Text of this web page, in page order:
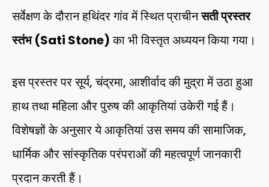
सर्वेक्षण के दौरान हथिंदर गांव में स्थित प्राचीनसती प्रस्तर
स्तंभ (Sati Stone)का भी विस्तृत अध्ययन किया गया।
इस प्रस्तर पर सूर्य, चंद्रमा, आशीर्वाद की मुद्रा में उठा हुआ
हाथ तथा महिला और पुरुष की आकृतियां उकेरी गई हैं।
विशेषज्ञों के अनुसार ये आकृतियां उस समय की सामाजिक,
धार्मिक और सांस्कृतिक परंपराओं की महत्वपूर्ण जानकारी
प्रदान करती हैं।